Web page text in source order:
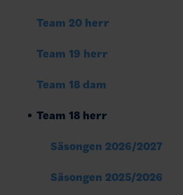
Team 20 herr
Team 19 herr
Team 18 dam
Team 18 herr
Säsongen 2026/2027
Säsongen 2025/2026